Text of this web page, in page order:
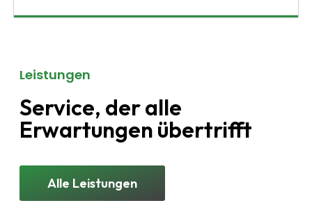
Leistungen
Service, der alle
Erwartungen übertrifft
Alle Leistungen